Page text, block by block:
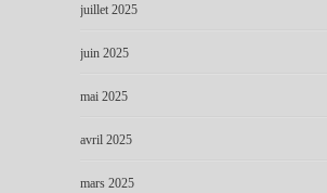
juillet 2025
juin 2025
mai 2025
avril 2025
mars 2025